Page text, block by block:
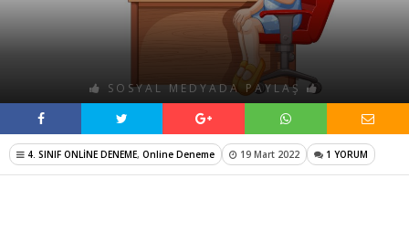
SOSYAL MEDYADA PAYLAŞ
4. SINIF ONLİNE DENEME, Online Deneme 19 Mart 2022 1 YORUM